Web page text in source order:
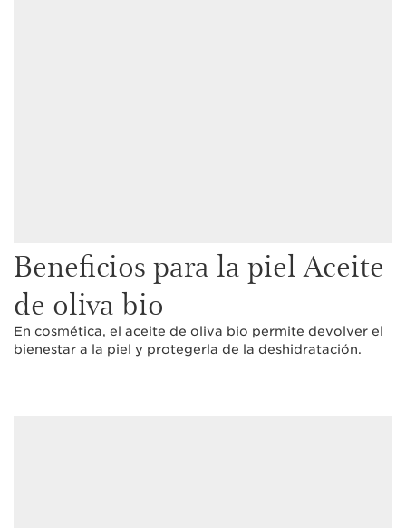
Beneficios para la piel Aceite
de oliva bio
En cosmética, el aceite de oliva bio permite devolver el
bienestar a la piel y protegerla de la deshidratación.